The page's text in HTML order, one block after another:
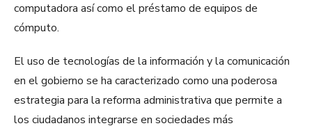
computadora así como el préstamo de equipos de
cómputo.
El uso de tecnologías de la información y la comunicación
en el gobierno se ha caracterizado como una poderosa
estrategia para la reforma administrativa que permite a
los ciudadanos integrarse en sociedades más